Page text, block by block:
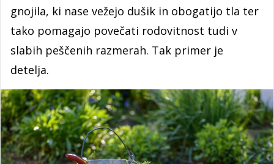
gnojila, ki nase vežejo dušik in obogatijo tla ter
tako pomagajo povečati rodovitnost tudi v
slabih peščenih razmerah. Tak primer je
detelja.